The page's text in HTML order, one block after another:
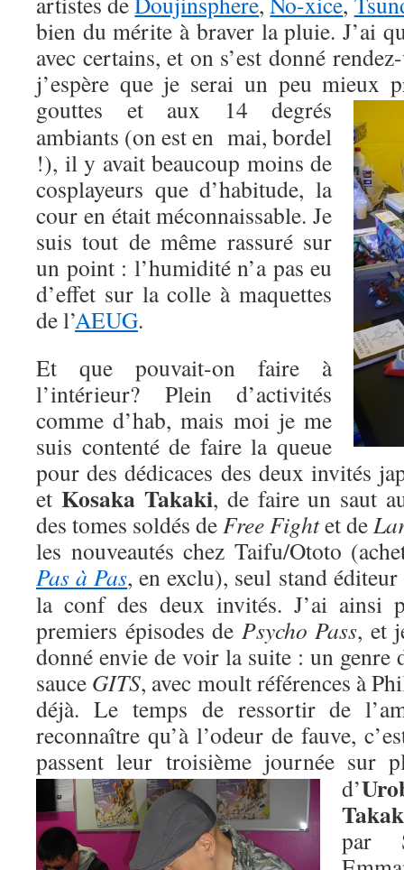
bien du mérite à braver la pluie. J’ai
avec certains, et on s’est donné
j’espère que je serai un peu mieux
gouttes et aux 14 degrés
ambiants (on est en mai, bordel
!), il y avait beaucoup moins de
cosplayeurs que d’habitude, la
cour en était méconnaissable. Je
suis tout de même rassuré sur
un point : l’humidité n’a pas eu
d’effet sur la colle à maquettes
de l’AEUG.
Et que pouvait-on faire à
l’intérieur? Plein d’activités
comme d’hab, mais moi je me
suis contenté de faire la queue
pour des dédicaces des deux invités
et Kosaka Takaki, de faire un saut
des tomes soldés deFree Fightet de
les nouveautés chez Taifu/Ototo
Pas à Pas, en exclu), seul stand
la conf des deux invités. J’ai ainsi
premiers épisodes de Psycho Pass, et
donné envie de voir la suite : un genre
sauce GITS, avec moult références à
déjà. Le temps de ressortir de
reconnaître qu’à l’odeur de fauve,
passent leur troisième journée
d’
par